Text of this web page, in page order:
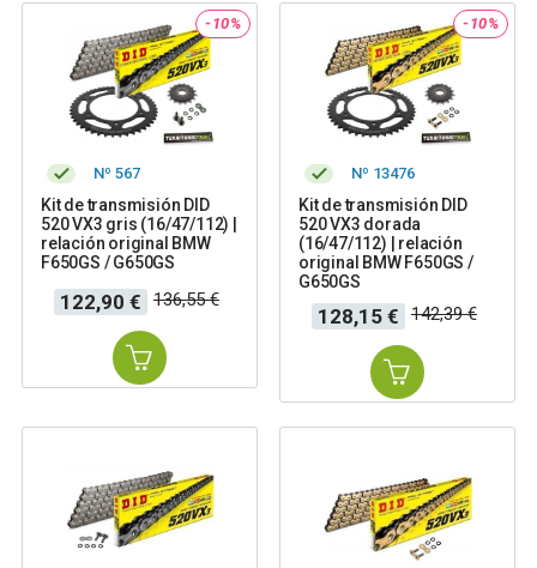
-10%
Nº 567
Kit de transmisión DID
520 VX3 gris (16/47/112) |
relación original BMW
F650GS / G650GS
Precio
122,90 €
Precio
base
136,55 €
-10%
Nº 13476
Kit de transmisión DID
520 VX3 dorada
(16/47/112) | relación
original BMW F650GS /
G650GS
Precio
128,15 €
Precio
base
142,39 €